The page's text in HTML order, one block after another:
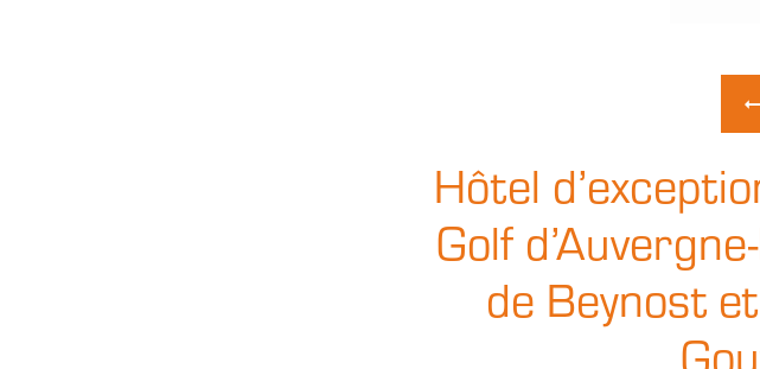
Hôtel
Golf
de Beynost